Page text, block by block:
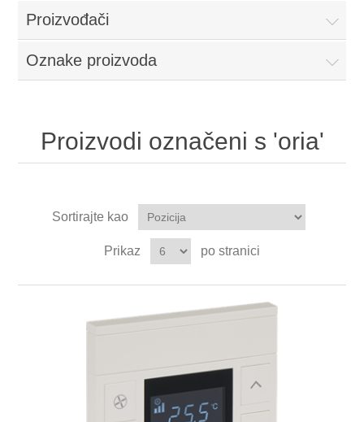
Proizvođači
Oznake proizvoda
Proizvodi označeni s 'oria'
Sortirajte kao
Prikaz po stranici